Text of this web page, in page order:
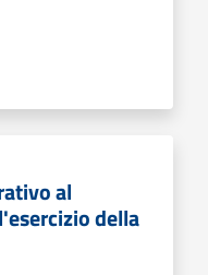
al
della